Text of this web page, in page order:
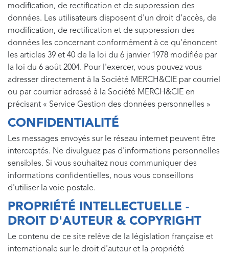
modification, de rectification et de suppression des
données. Les utilisateurs disposent d'un droit d'accès, de
modification, de rectification et de suppression des
données les concernant conformément à ce qu'énoncent
les articles 39 et 40 de la loi du 6 janvier 1978 modifiée par
la loi du 6 août 2004. Pour l'exercer, vous pouvez vous
adresser directement à la Société MERCH&CIE par courriel
ou par courrier adressé à la Société MERCH&CIE en
précisant « Service Gestion des données personnelles »
CONFIDENTIALITÉ
Les messages envoyés sur le réseau internet peuvent être
interceptés. Ne divulguez pas d'informations personnelles
sensibles. Si vous souhaitez nous communiquer des
informations confidentielles, nous vous conseillons
d'utiliser la voie postale.
PROPRIÉTÉ INTELLECTUELLE -
DROIT D'AUTEUR & COPYRIGHT
Le contenu de ce site relève de la législation française et
internationale sur le droit d'auteur et la propriété